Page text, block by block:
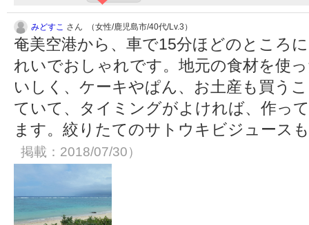
みどすこ さん （女性/鹿児島市/40代/Lv.3）
奄美空港から、車で15分ほどのところ
れいでおしゃれです。地元の食材を使
いしく、ケーキやぱん、お土産も買う
ていて、タイミングがよければ、作っ
ます。絞りたてのサトウキビジュース
掲載：2018/07/30）